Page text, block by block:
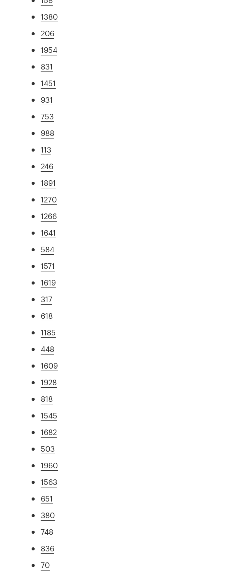
1380
206
1954
831
1451
931
753
988
113
246
1891
1270
1266
1641
584
1571
1619
317
618
1185
448
1609
1928
818
1545
1682
503
1960
1563
651
380
748
836
70